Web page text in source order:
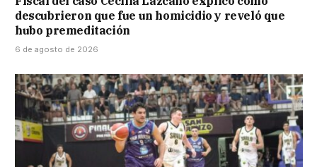
descubrieron que fue un homicidio y reveló que
hubo premeditación
6 de agosto de 2026